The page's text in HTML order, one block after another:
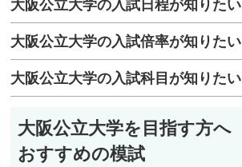
大阪公立大学の入試日程が知りたい
大阪公立大学の入試倍率が知りたい
大阪公立大学の入試科目が知りたい
大阪公立大学を目指す方へ
おすすめの模試